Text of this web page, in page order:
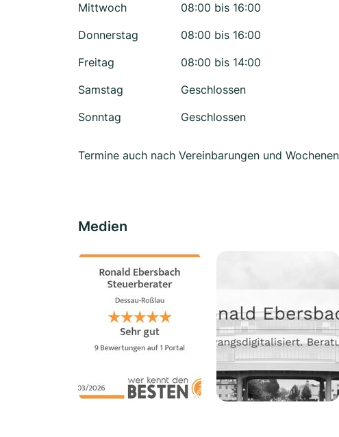
Mittwoch
08:00 bis 16:00
Donnerstag
08:00 bis 16:00
Freitag
08:00 bis 14:00
Samstag
Geschlossen
Sonntag
Geschlossen
Termine auch nach Vereinbarungen und
Medien